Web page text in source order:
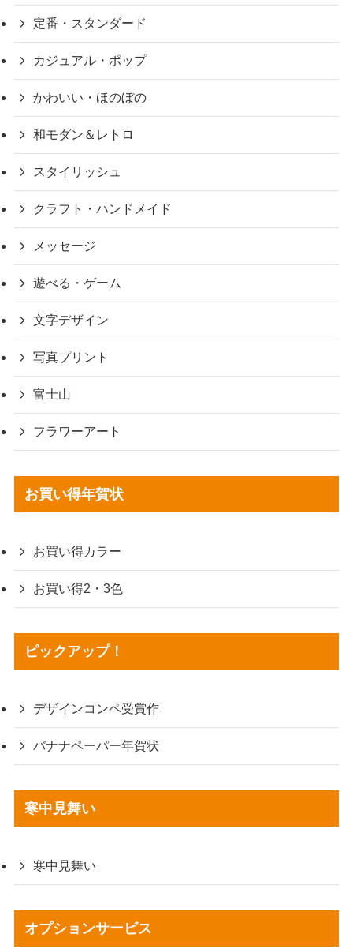
定番・スタンダード
カジュアル・ポップ
かわいい・ほのぼの
和モダン＆レトロ
スタイリッシュ
クラフト・ハンドメイド
メッセージ
遊べる・ゲーム
文字デザイン
写真プリント
富士山
フラワーアート
お買い得年賀状
お買い得カラー
お買い得2・3色
ピックアップ！
デザインコンペ受賞作
バナナペーパー年賀状
寒中見舞い
寒中見舞い
オプションサービス